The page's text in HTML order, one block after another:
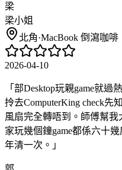
梁
梁小姐
北角·MacBook 倒瀉咖啡
2026-04-10
「 部Desktop玩親game就過
拎去ComputerKing check先
風扇完全轉唔到。師傅幫
家玩幾個鐘game都係六十
年清一次。 」